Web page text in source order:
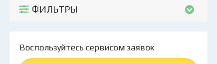
КОМПАНИЯМ
© 2026 Все права защищены
ФИЛЬТРЫ
Воспользуйтесь сервисом заявок